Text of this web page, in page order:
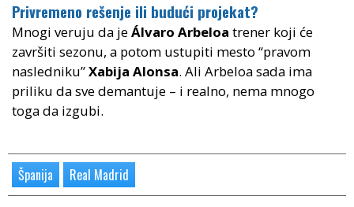
Privremeno rešenje ili budući projekat?
Mnogi veruju da jeÁlvaro Arbeloa trener koji će
završiti sezonu, a potom ustupiti mesto “pravom
nasledniku”Xabija Alonsa. Ali Arbeloa sada ima
priliku da sve demantuje – i realno, nema mnogo
toga da izgubi.
Španija Real Madrid